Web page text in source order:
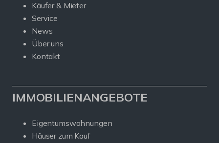
Käufer & Mieter
Service
News
Über uns
Kontakt
IMMOBILIENANGEBOTE
Eigentumswohnungen
Häuser zum Kauf